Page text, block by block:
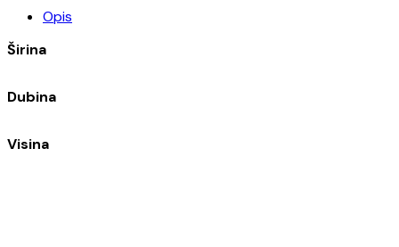
600
PRAVOUGAONI
SIVI
količina
Opis
Širina
Dubina
Visina